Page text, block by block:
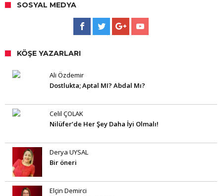
SOSYAL MEDYA
KÖŞE YAZARLARI
Ali Özdemir
Dostlukta; Aptal MI? Abdal Mı?
Celil ÇOLAK
Nilüfer’de Her Şey Daha İyi Olmalı!
Derya UYSAL
Bir öneri
Elçin Demirci